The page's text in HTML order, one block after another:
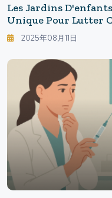
Les Jardins
Unique Pour Lutter
Plus Jeune Âge : 13
L'éducation
2025年08月11日